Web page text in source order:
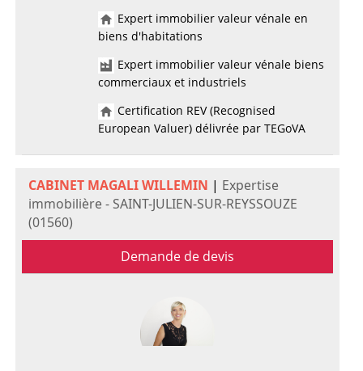
Expert immobilier valeur vénale en
biens d'habitations
Expert immobilier valeur vénale biens
commerciaux et industriels
Certification REV (Recognised
European Valuer) délivrée par TEGoVA
CABINET MAGALI WILLEMIN | Expertise
immobilière - SAINT-JULIEN-SUR-REYSSOUZE
(01560)
Demande de devis